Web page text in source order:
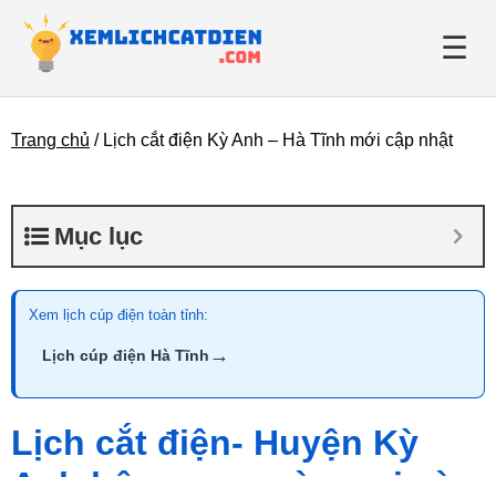
☰
Giới thiệu
Danh bạ điện lực
Tin tức
Trang chủ / Lịch cắt điện Kỳ Anh – Hà Tĩnh mới cập nhật
Mục lục
Xem lịch cúp điện toàn tỉnh:
Lịch cúp điện Hà Tĩnh →
Lịch cắt điện- Huyện Kỳ